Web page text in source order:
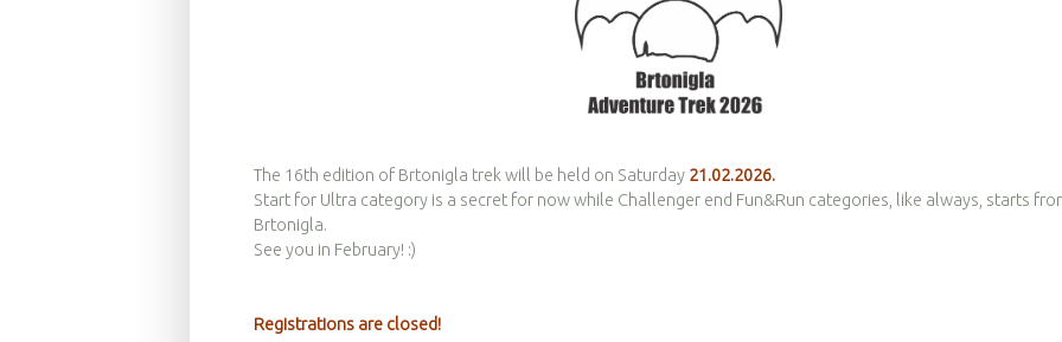
The 16th edition of Brtonigla trek will be held on Saturday 21.02.2026.
Start for Ultra category is a secret for now while Challenger end Fun&Run categories, like always, starts
Brtonigla.
See you in February! :)
Registrations are closed!